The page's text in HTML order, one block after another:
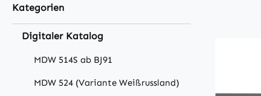
Kategorien
Digitaler Katalog
MDW 514S ab BJ91
MDW 524 (Variante Weißrussland)